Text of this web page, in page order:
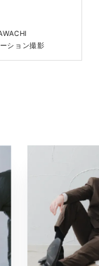
ション撮影